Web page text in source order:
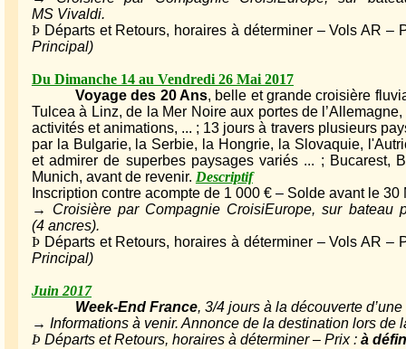
MS Vivaldi.
ÞDéparts et Retours, horaires à déterminer – Vols AR –
Principal)
Du Dimanche 14 au Vendredi 26 Mai 2017
Voyage des 20 Ans, belle et grande croisière
Tulcea à Linz, de la Mer Noire aux portes de
activités et animations, ... ; 13 jours à travers plusieurs
par la Bulgarie, la Serbie, la Hongrie, la Slovaquie,
et admirer de superbes paysages variés ... ; Bucarest,
Munich, avant de revenir. Descriptif
Inscription contre acompte de 1 000 € – Solde avant le 30
→ Croisière par Compagnie CroisiEurope, sur bateau
(4 ancres).
ÞDéparts et Retours, horaires à déterminer – Vols AR –
Principal)
Juin 2017
Week-End France, 3/4 jours à la découverte
→ Informations à venir. Annonce de la destination lors de
Þ Départs et Retours, horaires à déterminer – Prix : à